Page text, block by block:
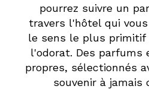
pourrez suivre un
travers l'hôtel qui
le sens le plus primitif
l'odorat. Des parfums
propres, sélectionnés
souvenir à jamais